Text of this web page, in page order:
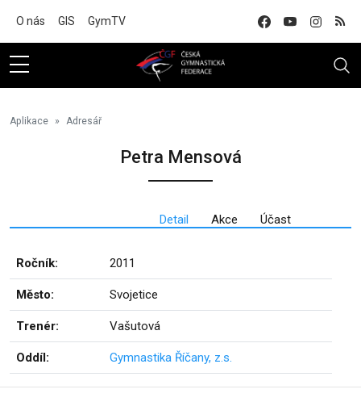
O nás GIS GymTV
Aplikace Adresář
Petra Mensová
Detail Akce Účast
Ročník: 2011
Město: Svojetice
Trenér: Vašutová
Oddíl: Gymnastika Říčany, z.s.